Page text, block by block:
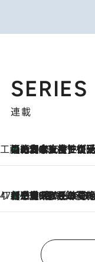
SERIES
連載
工藤まやのおもてな
2026.8.6
【ハワイ土産】ローカルの絶大な支持で復活！ 絶品の幻クッキー《元ファンの日本人女性が受け継いだ名店》
47都道府県の手みやげ ひんやりスイーツで夏を満喫
2026.8.6
【三重県】この夏絶対食べたい 冷やしておいしいおやつ3選 お餅×アイスの新感覚スイーツ